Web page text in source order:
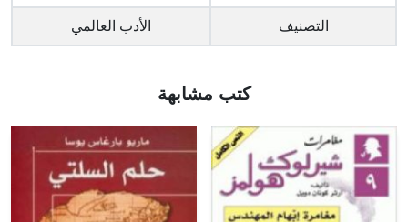
التصنيف الأدب العالمي
كتب مشابهة